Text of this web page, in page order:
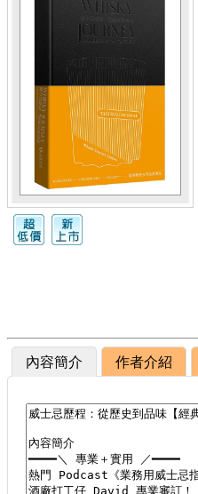
內容簡介 作者介紹